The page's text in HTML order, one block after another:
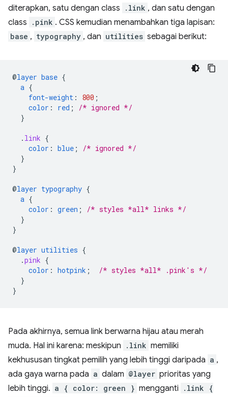
diterapkan, satu dengan class
.link , dan satu dengan
class
.pink . CSS kemudian menambahkan tiga lapisan:
base , typography , dan utilities sebagai berikut:
@layer base {
a {
font-weight : 800 ;
color : red ;
/* ignored */
}
. link {
color : blue ;
/* ignored */
}
}
@layer typography {
a {
color : green ;
/* styles *all* links */
}
}
@layer utilities {
.pink {
color : hotpink ;
/* styles *all* .pink's */
}
}
Pada akhirnya, semua link berwarna hijau atau merah
muda. Hal ini karena: meskipun
.link memiliki
kekhususan tingkat pemilih yang lebih tinggi daripada a ,
ada gaya warna pada a dalam @layer prioritas yang
lebih tinggi. a { color: green } mengganti
.link {